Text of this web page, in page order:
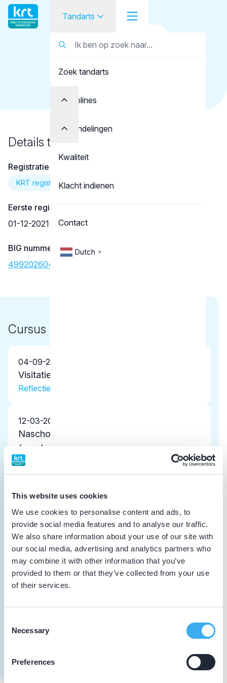
This website uses cookies
We use cookies to personalise content and ads, to
provide social media features and to analyse our traffic.
We also share information about your use of our site with
our social media, advertising and analytics partners who
may combine it with other information that you’ve
provided to them or that they’ve collected from your use
of their services.
Selection
Necessary
Preferences
Tandarts
Student
Opleider
Zoek tandarts
Disciplines
Behandelingen
Kwaliteit
Klacht indienen
Contact
Dutch ▼
Tandarts
Kaczor, P.T.
Details tandarts
Registratie
KRT registratie
Eerste registratie
01-12-2021
BIG nummer
49920260402
Cursus
04-09-2025
Visitatie NVOI
Reflectie
12-03-2025
Nascholing TMS Tandheelkunde Basis
(voorheen 5A/M)
Algemene scholing
08-03-2025
De complexe patiënt
Vakinhoudelijke scholing
04-10-2024
Congress